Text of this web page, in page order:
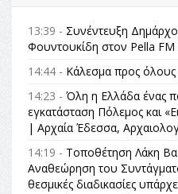
13:39 - Συνέντευξη
Φουντουκίδη στον Pella FM
14:44 - Κάλεσμα προς όλους
14:23 - Όλη η Ελλάδα ένας
εγκατάσταση Πόλεμος και
| Αρχαία Έδεσσα,
14:19 - Τοποθέτηση Λάκη
Αναθεώρηση του
θεσμικές διαδικασίες